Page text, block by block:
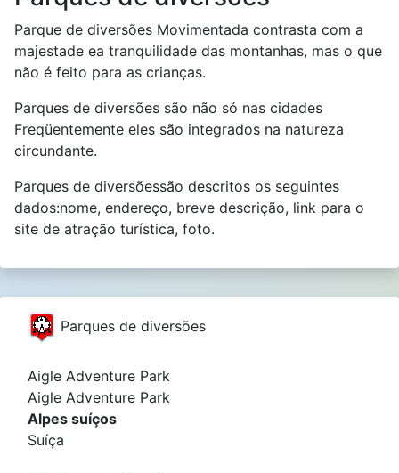
Parque de diversões Movimentada contrasta com a
majestade ea tranquilidade das montanhas, mas o que
não é feito para as crianças.
Parques de diversões são não só nas cidades
Freqüentemente eles são integrados na natureza
circundante.
Parques de diversõessão descritos os seguintes
dados:nome, endereço, breve descrição, link para o
site de atração turística, foto.
Parques de diversões
Aigle Adventure Park
Aigle Adventure Park
Alpes suíços
Suíça